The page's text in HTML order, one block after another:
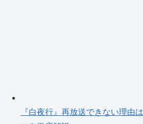
『白夜行』再放送できない理由